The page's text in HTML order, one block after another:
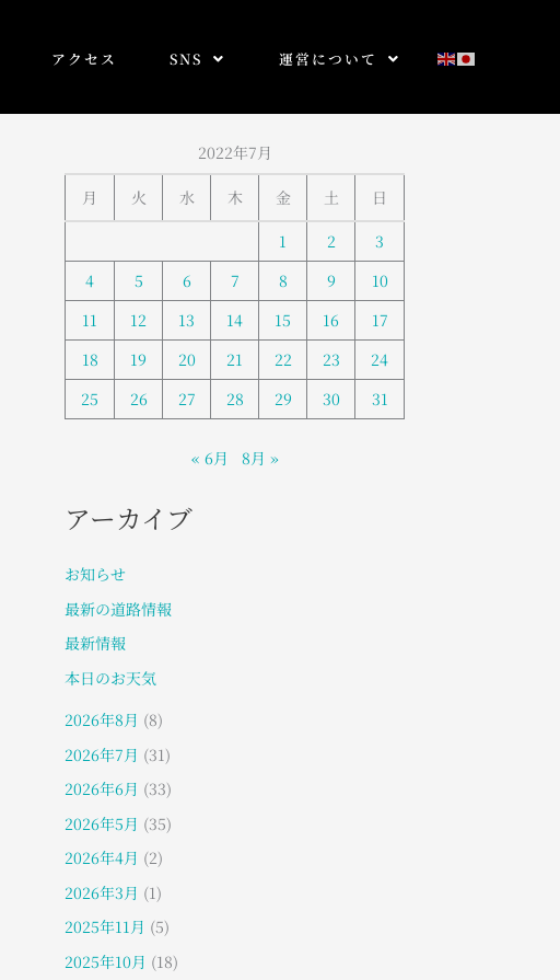
アクセス SNS 運営について
2022年7月
月 火 水 木 金 土
日
1
2
3
4
5 6 7 8 9
10
11
12 13 14 15 16
17
18
19 20 21 22 23
24
25
26 27 28 29 30 31
« 6月 8月 »
アーカイブ
お知らせ
最新の道路情報
最新情報
本日のお天気
2026年8月 (8)
2026年7月 (31)
2026年6月 (33)
2026年5月 (35)
2026年4月 (2)
2026年3月 (1)
2025年11月 (5)
2025年10月 (18)